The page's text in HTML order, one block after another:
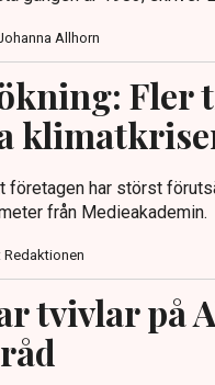
Allhorn
företagen har störst
från Medieakademin.
Redaktionen
tvivlar på